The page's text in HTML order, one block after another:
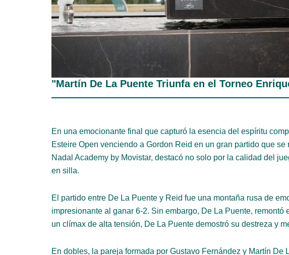
"Martín De La Puente Triunfa en el Torneo
En una emocionante final que capturó la esencia del espíritu
Esteire Open venciendo a Gordon Reid en un gran partido que
Nadal Academy by Movistar, destacó no solo por la calidad del
en silla.
El partido entre De La Puente y Reid fue una montaña rusa de
impresionante al ganar 6-2. Sin embargo, De La Puente,
un clímax de alta tensión, De La Puente demostró su destreza y
En dobles, la pareja formada por Gustavo Fernández y Martín